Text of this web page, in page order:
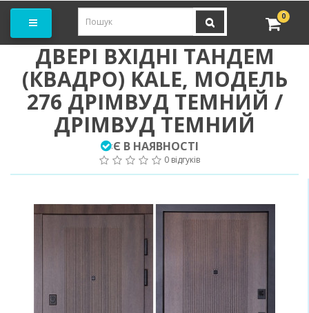
0
ДВЕРІ ВХІДНІ ТАНДЕМ
(КВАДРО) KALE, МОДЕЛЬ
276 ДРІМВУД ТЕМНИЙ /
ДРІМВУД ТЕМНИЙ
:Є В НАЯВНОСТІ
0 відгуків